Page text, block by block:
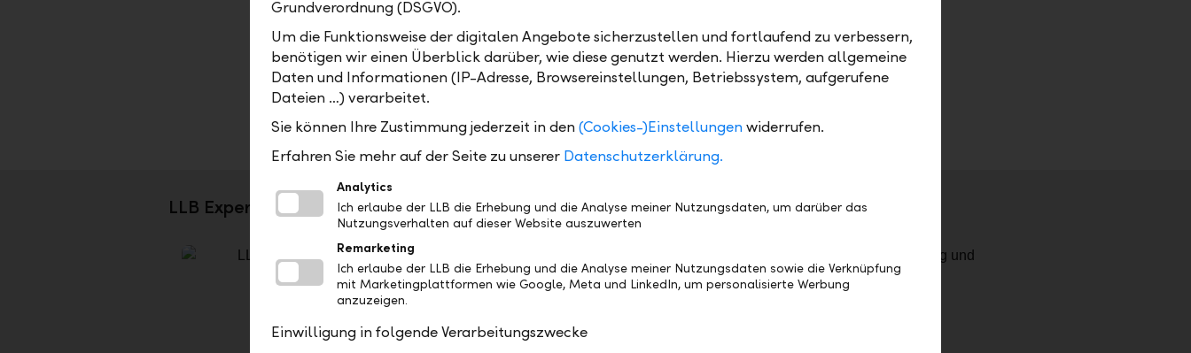
Bewirtschaftung Ihres Anlagevermögens sicher.
Ihnen steht dabei auf Wunsch auch das ausgewiesene Know-how unserer
Anlagespezialisten zur Verfügung. LLB Expert bietet Ihnen ideale
Voraussetzungen, um Ihr Vermögen selbst aktiv zu verwalten und dabei
gleichzeitig von unserem Fachwissen zu profitieren.
LLB Expert – Ihre Vorteile auf einen Blick
Grundverordnung (DSGVO).
Um die Funktionsweise der digitalen Angebote sicherzustellen und fortlaufend zu verbessern,
benötigen wir einen Überblick darüber, wie diese genutzt werden. Hierzu werden allgemeine
Daten und Informationen (IP-Adresse, Browsereinstellungen, Betriebssystem, aufgerufene
Dateien …) verarbeitet.
Sie können Ihre Zustimmung jederzeit in den(Cookies-)Einstellungenwiderrufen.
Erfahren Sie mehr auf der Seite zu unserer Datenschutzerklärung.
Analytics
Ich erlaube der LLB die Erhebung und die Analyse meiner Nutzungsdaten, um darüber das
Nutzungsverhalten auf dieser Website auszuwerten
Remarketing
Ich erlaube der LLB die Erhebung und die Analyse meiner Nutzungsdaten sowie die Verknüpfung
mit Marketingplattformen wie Google, Meta und LinkedIn, um personalisierte Werbung
anzuzeigen.
Einwilligung in folgende Verarbeitungszwecke